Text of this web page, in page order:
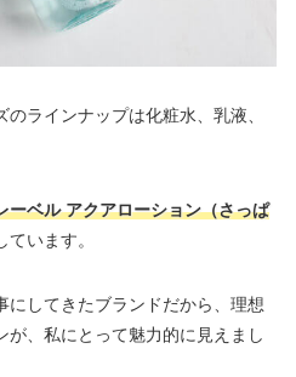
のラインナップは化粧水、乳液、
ーベル アクアローション（さっぱ
います。
にしてきたブランドだから、理想
、私にとって魅力的に見えまし